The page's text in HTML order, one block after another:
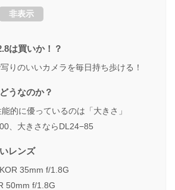
非表示
は買いか！？
りのいいカメラを毎日持ち歩ける！
うなのか？
的に優っているのは「大きさ」
、大きさならDL24−85
レンズ
35mm f/1.8G
50mm f/1.8G